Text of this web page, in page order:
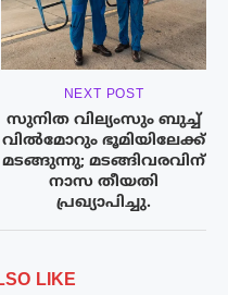
NEXT POST
സുനിത വില്യംസും ബുച്ച്
വില്‍മോറും ഭൂമിയിലേക്ക്
മടങ്ങുന്നു; മടങ്ങിവരവിന്
നാസ തീയതി
പ്രഖ്യാപിച്ചു.
LIKE